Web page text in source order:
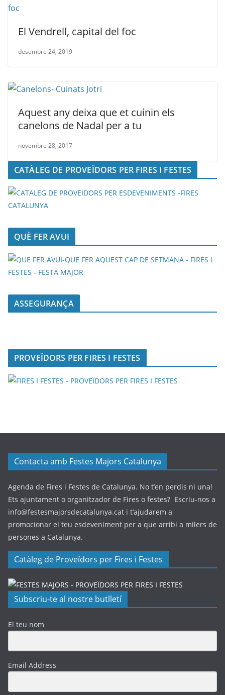
El Vendrell, capital del foc
desembre 24, 2019
Aquest any deixa que et cuinin els
canelons de Nadal per a tu
novembre 28, 2017
CATÀLEG DE PROVEÏDORS PER FIRES I FESTES
QUÈ FER AVUI
ASSEGURANÇA
PROVEÏDORS PER FIRES I FESTES
Contacta amb Festes Majors Catalunya
Agenda de Fires i Festes de Catalunya. No t’en perdis ni una!
Ets ajuntament o organitzador de Fires o festes? Escriu-nos a
info@festesmajorsdecatalunya.cat i t’ajudarem a
promocionar el teu esdeveniment per a que arribi a milers de
persones a Catalunya.
Catàleg de Proveïdors per Fires i Festes
Subscriu-te al nostre butlletí
El teu nom
Email Address